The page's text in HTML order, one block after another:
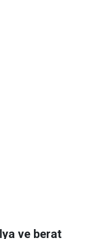
ve berat